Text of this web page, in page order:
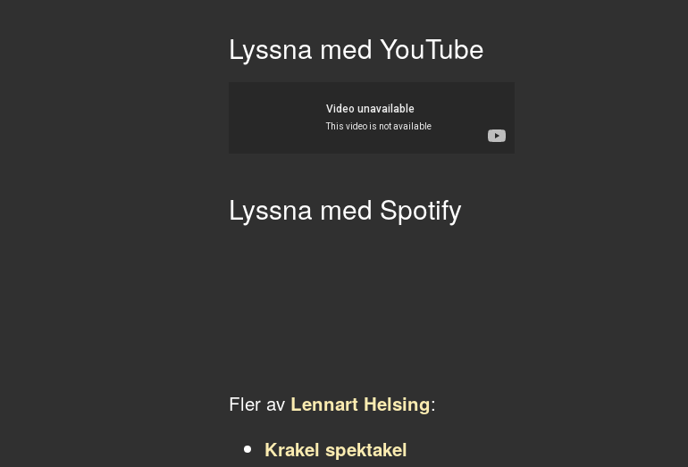
Lyssna med YouTube
Lyssna med Spotify
Fler av Lennart Helsing:
Krakel spektakel